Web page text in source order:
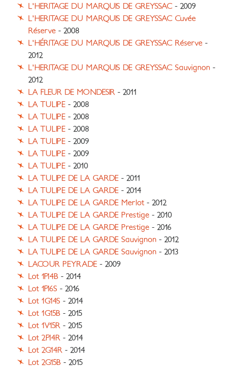
L'HERITAGE DU MARQUIS DE GREYSSAC - 2009
L'HERITAGE DU MARQUIS DE GREYSSAC Cuvée
Réserve - 2008
L'HÉRITAGE DU MARQUIS DE GREYSSAC Réserve -
2012
L'HERITAGE DU MARQUIS DE GREYSSAC Sauvignon -
2012
LA FLEUR DE MONDESIR - 2011
LA TULIPE - 2008
LA TULIPE - 2008
LA TULIPE - 2008
LA TULIPE - 2009
LA TULIPE - 2009
LA TULIPE - 2010
LA TULIPE DE LA GARDE - 2011
LA TULIPE DE LA GARDE - 2014
LA TULIPE DE LA GARDE Merlot - 2012
LA TULIPE DE LA GARDE Prestige - 2010
LA TULIPE DE LA GARDE Prestige - 2016
LA TULIPE DE LA GARDE Sauvignon - 2012
LA TULIPE DE LA GARDE Sauvignon - 2013
LACOUR PEYRADE - 2009
Lot 1F14B - 2014
Lot 1F16S - 2016
Lot 1G14S - 2014
Lot 1G15B - 2015
Lot 1V15R - 2015
Lot 2F14R - 2014
Lot 2G14R - 2014
Lot 2G15B - 2015